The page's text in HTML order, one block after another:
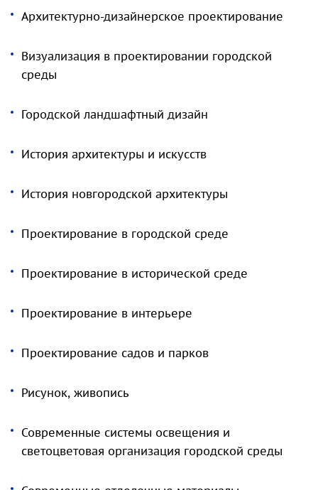
Архитектурно-дизайнерское проектирование
Визуализация в проектировании городской
среды
Городской ландшафтный дизайн
История архитектуры и искусств
История новгородской архитектуры
Проектирование в городской среде
Проектирование в исторической среде
Проектирование в интерьере
Проектирование садов и парков
Рисунок, живопись
Современные системы освещения и
светоцветовая организация городской среды